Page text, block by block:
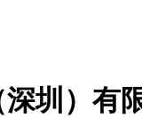
圳）有